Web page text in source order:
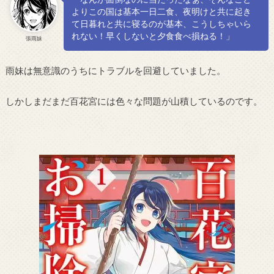
張雨妹
よりこの国は基本一日二食、夜明けと共に起き
て日暮れと共に寝るのが基本、こうしちゃいら
れない！早くしないと夕食食べ損ねる！」
雨妹は無意識のうちにトラブルを回避していました。
しかしまだまだ百花宮には色々な問題が山積しているのです。